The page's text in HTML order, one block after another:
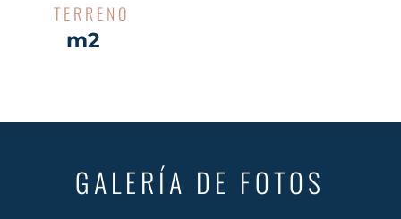
TERRENO
m2
GALERÍA DE FOTOS